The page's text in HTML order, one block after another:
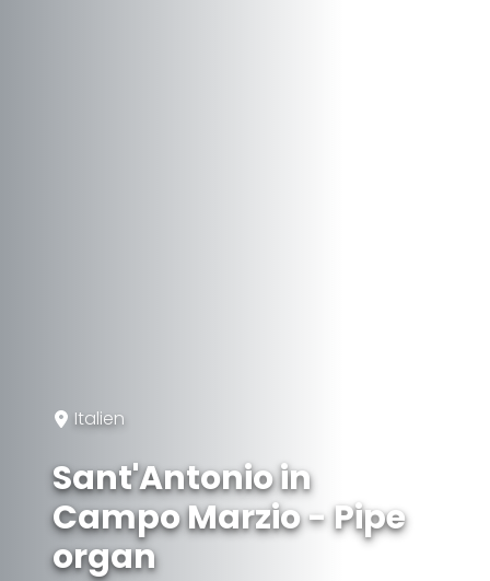
Italien
Sant'Antonio in
Campo Marzio - Pipe
organ